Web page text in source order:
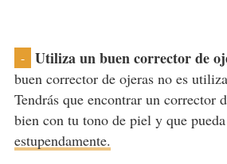
- Utiliza un buen corrector de
buen corrector de ojeras no es
Tendrás que encontrar un corrector
bien con tu tono de piel y que pueda
estupendamente.